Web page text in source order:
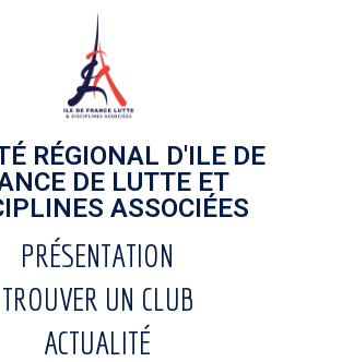
RÉGIONAL D'ILE DE
DE LUTTE ET
ASSOCIÉES
PRÉSENTATION
TROUVER UN CLUB
ACTUALITÉ